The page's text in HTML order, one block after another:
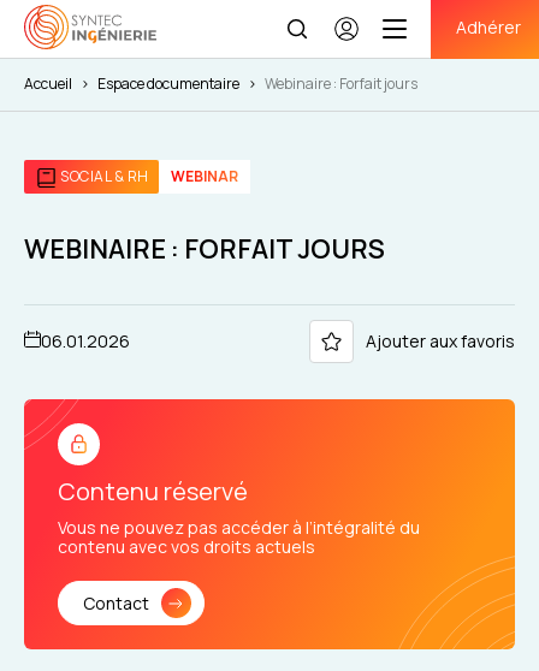
Se
connecter
Adhérer
Accueil > Espace documentaire > Webinaire : Forfait jours
SOCIAL & RH WEBINAR
WEBINAIRE : FORFAIT JOURS
06.01.2026 Ajouter aux favoris
Contenu réservé
Vous ne pouvez pas accéder à l’intégralité du
contenu avec vos droits actuels
Contact